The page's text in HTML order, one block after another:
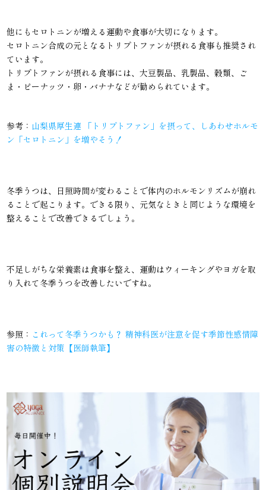
他にもセロトニンが増える運動や食事が大切になります。
セロトニン合成の元となるトリプトファンが摂れる食事も推奨され
ています。
トリプトファンが摂れる食事には、大豆製品、乳製品、穀類、ご
ま・ピーナッツ・卵・バナナなどが勧められています。
参考： 山梨県厚生連 「トリプトファン」を摂って、しあわせホルモ
ン「セロトニン」を増やそう！
冬季うつは、日照時間が変わることで体内のホルモンリズムが崩れ
ることで起こります。できる限り、元気なときと同じような環境を
整えることで改善できるでしょう。
不足しがちな栄養素は食事を整え、運動はウィーキングやヨガを取
り入れて冬季うつを改善したいですね。
参照： これって冬季うつかも？ 精神科医が注意を促す季節性感情障
害の特徴と対策【医師執筆】